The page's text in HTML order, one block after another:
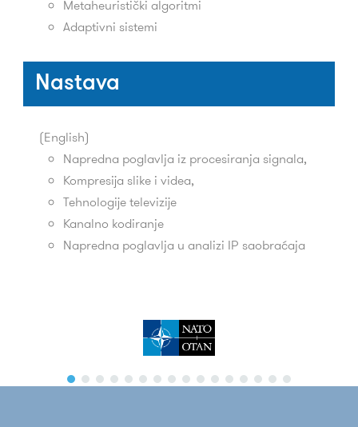
Metaheuristički algoritmi
Adaptivni sistemi
Nastava
(English)
Napredna poglavlja iz procesiranja signala,
Kompresija slike i videa,
Tehnologije televizije
Kanalno kodiranje
Napredna poglavlja u analizi IP saobraćaja